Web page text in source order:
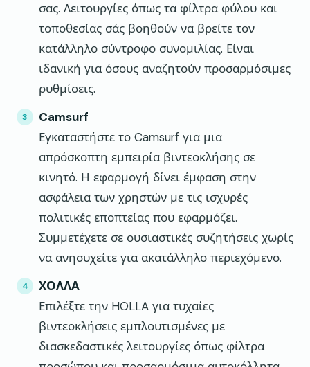
σας. Λειτουργίες όπως τα φίλτρα φύλου και
τοποθεσίας σάς βοηθούν να βρείτε τον
κατάλληλο σύντροφο συνομιλίας. Είναι
ιδανική για όσους αναζητούν προσαρμόσιμες
ρυθμίσεις.
Camsurf
Εγκαταστήστε το Camsurf για μια
απρόσκοπτη εμπειρία βιντεοκλήσης σε
κινητό. Η εφαρμογή δίνει έμφαση στην
ασφάλεια των χρηστών με τις ισχυρές
πολιτικές εποπτείας που εφαρμόζει.
Συμμετέχετε σε ουσιαστικές συζητήσεις χωρίς
να ανησυχείτε για ακατάλληλο περιεχόμενο.
ΧΟΛΛΑ
Επιλέξτε την HOLLA για τυχαίες
βιντεοκλήσεις εμπλουτισμένες με
διασκεδαστικές λειτουργίες όπως φίλτρα